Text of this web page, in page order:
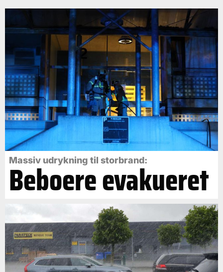
Massiv udrykning til storbrand:
Beboere evakueret